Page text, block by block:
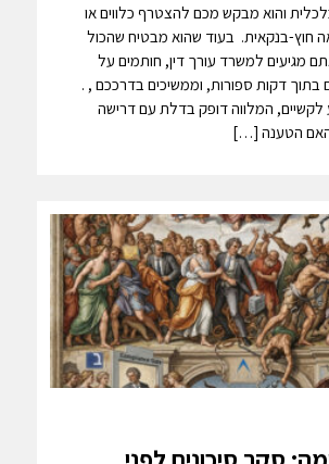
והוא מבקש מכם להצטרף כלווים או
חוץ-בנקאית. בעוד שהוא מבטיח שהכול
מגיעים למשרד עורך דין, חותמים על
דקות ספורות, וממשיכים בדרככם , .
המלווה דופק בדלת עם דרישה
האם הטענה […]